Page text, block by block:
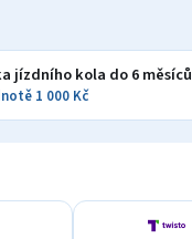
jízdního kola do 6 měsíců
1 000 Kč